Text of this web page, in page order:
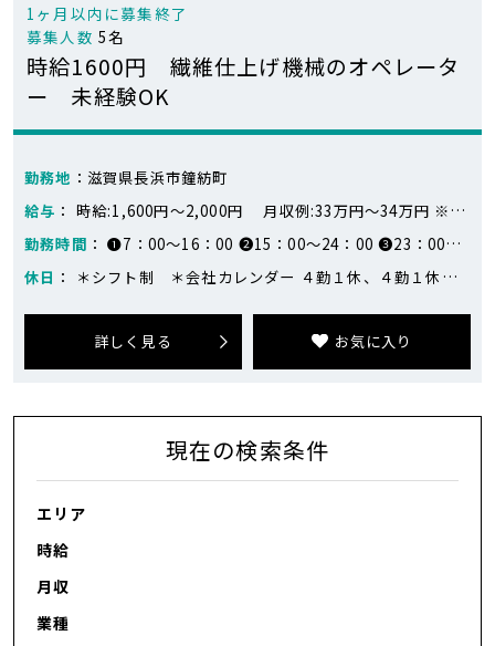
1ヶ月以内に募集終了
募集人数 5名
時給1600円 繊維仕上げ機械のオペレータ
ー 未経験OK
勤務地 ：滋賀県長浜市鐘紡町
給与 ： 時給:1,600円～2,000円 月収例:33万円～34万円 ※月収例：336,000円（24日勤務） 早番）1600円×8時間 遅番）1600円×6時間＋2000円×2時間 夜勤）1600円×3時間＋2000円×5時間
勤務時間 ： ❶7：00～16：00 ❷15：00～24：00 ❸23：00～8：00
休日 ： ＊シフト制 ＊会社カレンダー ４勤１休、４勤１休、４勤２休の繰り返し（会社カレンダー）
詳しく見る お気に入り
現在の検索条件
エリア
時給
月収
業種